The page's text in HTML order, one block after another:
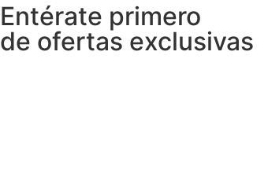
Entérate primero
de ofertas exclusivas